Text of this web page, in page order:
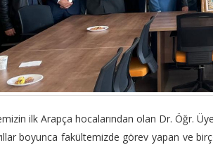
ilk Arapça hocalarından olan Dr. Öğr.
boyunca fakültemizde görev yapan ve